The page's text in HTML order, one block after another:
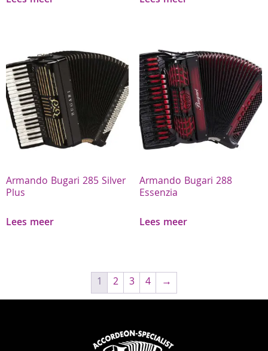
Armando Bugari 285 Silver
Plus
Lees meer
Armando Bugari 288
Essenzia
Lees meer
1 2 3 4 →